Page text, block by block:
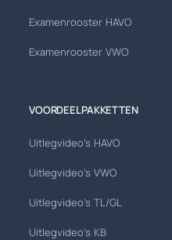
Examenrooster HAVO
Examenrooster VWO
VOORDEELPAKKETTEN
Uitlegvideo's HAVO
Uitlegvideo's VWO
Uitlegvideo's TL/GL
Uitlegvideo's KB